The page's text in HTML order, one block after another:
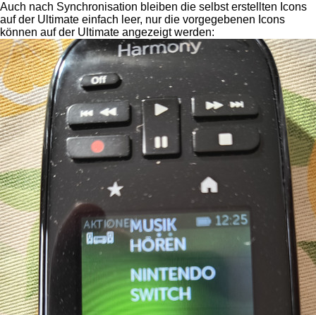
Auch nach Synchronisation bleiben die selbst erstellten Icons
auf der Ultimate einfach leer, nur die vorgegebenen Icons
können auf der Ultimate angezeigt werden: